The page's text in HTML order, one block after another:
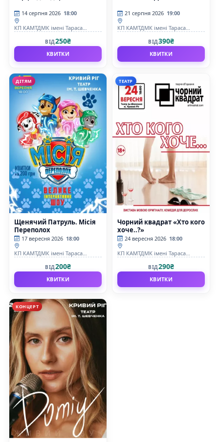
14 серпня 2026 18:00
КП КАМТДМК імені Тараса
ВІД250₴
КВИТКИ
21 серпня 2026 19:00
КП КАМТДМК імені Тараса
ВІД390₴
КВИТКИ
ДІТЯМ
Щенячий Патруль. Місія
Переполох
17 вересня 2026 18:00
КП КАМТДМК імені Тараса
ВІД200₴
КВИТКИ
ТЕАТР
Чорний квадрат «Хто кого
хоче..?»
24 вересня 2026 18:00
КП КАМТДМК імені Тараса
ВІД290₴
КВИТКИ
КОНЦЕРТ